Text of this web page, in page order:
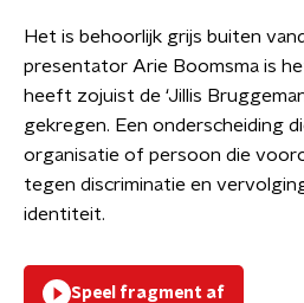
Het is behoorlijk grijs buiten
presentator Arie Boomsma is
heeft zojuist de ‘Jillis
gekregen. Een onderscheiding
organisatie of persoon die
tegen discriminatie en
identiteit.
Speel fragment af